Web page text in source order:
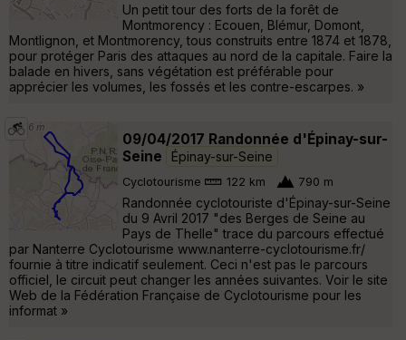
Un petit tour des forts de la forêt de
Montmorency : Ecouen, Blémur, Domont,
Montlignon, et Montmorency, tous construits entre 1874 et 1878,
pour protéger Paris des attaques au nord de la capitale. Faire la
balade en hivers, sans végétation est préférable pour
apprécier les volumes, les fossés et les contre-escarpes. »
09/04/2017 Randonnée d'Épinay-sur-
Seine
Épinay-sur-Seine
Cyclotourisme 122 km 790 m
Randonnée cyclotouriste d'Épinay-sur-Seine
du 9 Avril 2017 "des Berges de Seine au
Pays de Thelle" trace du parcours effectué
par Nanterre Cyclotourisme www.nanterre-cyclotourisme.fr/
fournie à titre indicatif seulement. Ceci n'est pas le parcours
officiel, le circuit peut changer les années suivantes. Voir le site
Web de la Fédération Française de Cyclotourisme pour les
informat »